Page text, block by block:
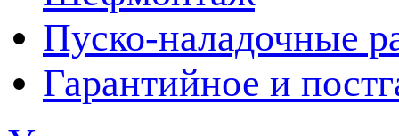
Пуско-наладочные
Гарантийное и